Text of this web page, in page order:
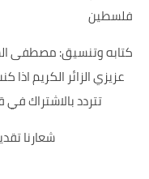
فلسطين
كتابه وتنسيق: مصطفى
عزيزي الزائر الكريم
تتردد بالاشتراك
شعارنا